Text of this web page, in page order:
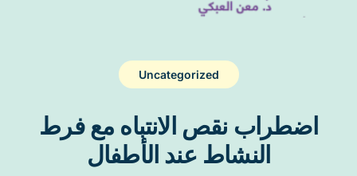
Uncategorized
اضطراب نقص الانتباه مع فرط
النشاط عند الأطفال